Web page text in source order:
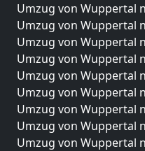
Umzug von Wuppertal
Umzug von Wuppertal
Umzug von Wuppertal
Umzug von Wuppertal
Umzug von Wuppertal
Umzug von Wuppertal
Umzug von Wuppertal
Umzug von Wuppertal
Umzug von Wuppertal